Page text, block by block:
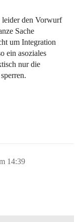
den Vorwurf
Sache
um Integration
ein asoziales
nur die
14:39